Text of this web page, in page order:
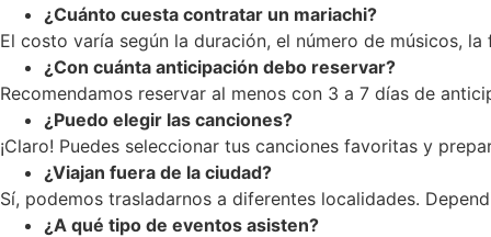
¿Cuánto cuesta contratar un mariachi?
El costo varía según la duración, el número de músicos,
¿Con cuánta anticipación debo reservar?
Recomendamos reservar al menos con 3 a 7 días de
¿Puedo elegir las canciones?
¡Claro! Puedes seleccionar tus canciones favoritas y
¿Viajan fuera de la ciudad?
Sí, podemos trasladarnos a diferentes localidades.
¿A qué tipo de eventos asisten?